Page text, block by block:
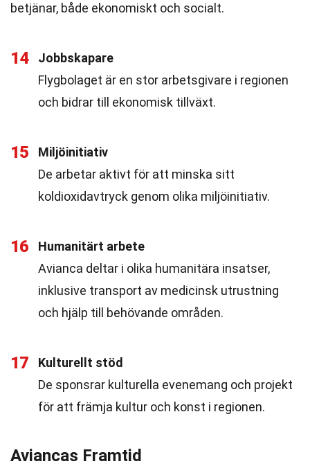
betjänar, både ekonomiskt och socialt.
14
Jobbskapare
Flygbolaget är en stor arbetsgivare i regionen
och bidrar till ekonomisk tillväxt.
15
Miljöinitiativ
De arbetar aktivt för att minska sitt
koldioxidavtryck genom olika miljöinitiativ.
16
Humanitärt arbete
Avianca deltar i olika humanitära insatser,
inklusive transport av medicinsk utrustning
och hjälp till behövande områden.
17
Kulturellt stöd
De sponsrar kulturella evenemang och projekt
för att främja kultur och konst i regionen.
Aviancas Framtid